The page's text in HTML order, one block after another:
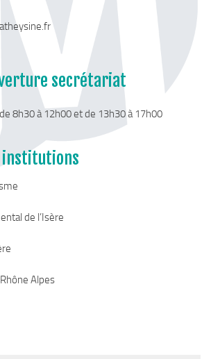
Napoléon
randonnée
Matheysine
LAEP
secrétariat
8h30 à 12h00 et de 13h30 à 17h00
institutions
de l’Isère
Alpes